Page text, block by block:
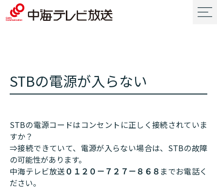
STBの電源が入らない
STBの電源コードはコンセントに正しく接続されていま
すか？
⇒接続できていて、電源が入らない場合は、STBの故障
の可能性があります。
中海テレビ放送０１２０－７２７－８６８ までお電話く
ださい。